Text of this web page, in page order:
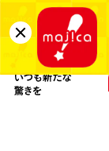
お得な電子マネー
majica